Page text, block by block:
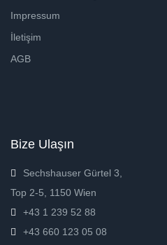
Impressum
İletişim
AGB
Bize Ulaşın
Sechshauser Gürtel 3,
Top 2-5, 1150 Wien
+43 1 239 52 88
+43 660 123 05 08